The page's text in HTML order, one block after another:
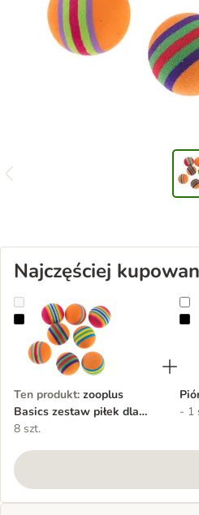
Najczęściej
zooplus Basics zestaw piłek dla
Ten produkt: zooplus
Basics zestaw piłek dla
kota
8 szt.
- 1